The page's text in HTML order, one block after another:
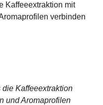
Kaffeeextraktion mit
verbinden
Kaffeeextraktion
und Aromaprofilen